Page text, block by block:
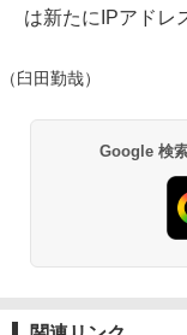
は新たにIPアドレ
（臼田勤哉）
Google 検